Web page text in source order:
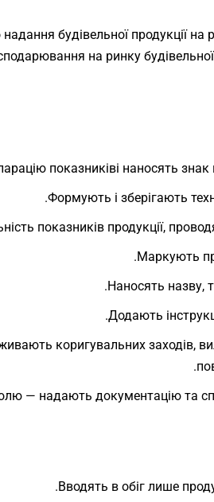
будівельної продукції на
на ринку
показниківі наносять знак
Формують і зберігають
показників продукції,
Маркують
Наносять назву,
Додають
коригувальних заходів,
— надають документацію та
Вводять в обіг лише